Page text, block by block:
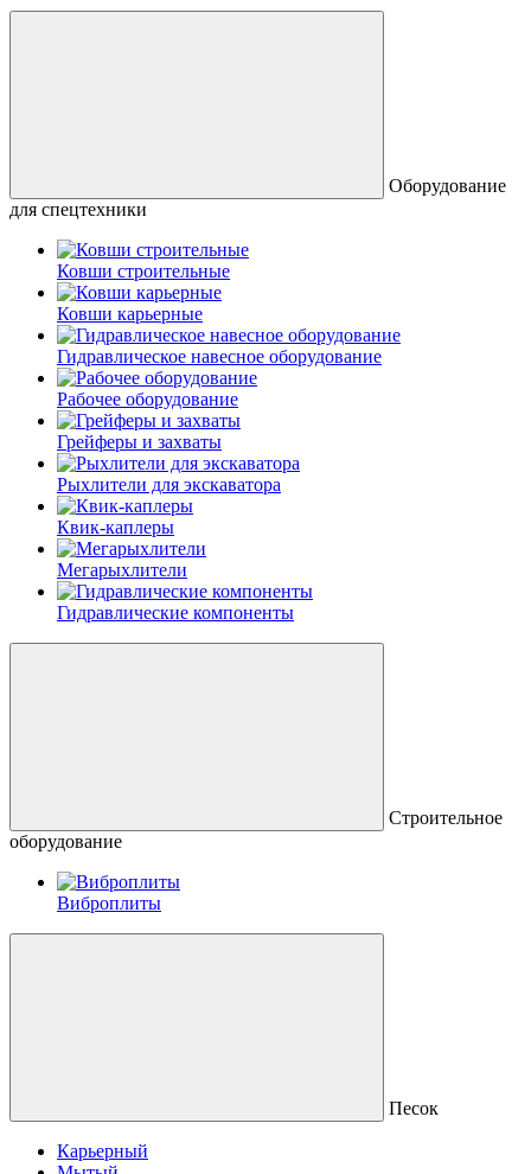
Оборудование
для спецтехники
Ковши строительные
Ковши карьерные
Гидравлическое навесное оборудование
Рабочее оборудование
Грейферы и захваты
Рыхлители для экскаватора
Квик-каплеры
Мегарыхлители
Гидравлические компоненты
Строительное
оборудование
Виброплиты
Песок
Карьерный